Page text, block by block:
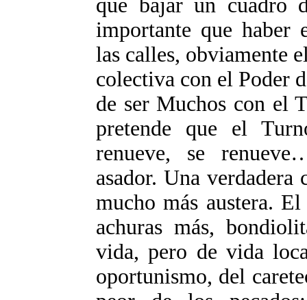
que bajar un cuadro
importante que haber
las calles, obviamente
colectiva con el Poder
de ser Muchos con el
pretende que el
renueve, se
asador. Una verdadera
mucho más austera.
achuras más,
vida, pero de vida
oportunismo, del